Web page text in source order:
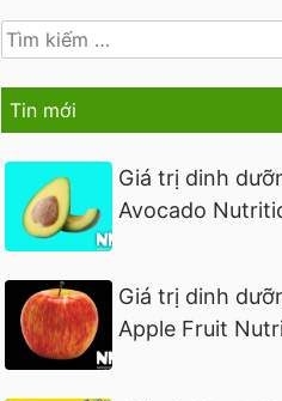
Tìm
kiếm
cho:
Tin mới
Giá trị dinh
Avocado
Giá trị dinh
Apple Fruit